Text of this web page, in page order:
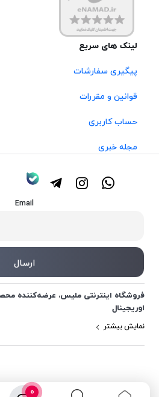
0
لینک های سریع
پیگیری سفارشات
قوانین و مقررات
حساب کاربری
مجله خبری
Email
فروشگاه اینترنتی ملیس، عرضه‌کننده
اوریجینال
نمایش بیشتر